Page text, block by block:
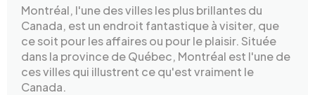
Montréal, l'une des villes les plus brillantes du
Canada, est un endroit fantastique à visiter, que
ce soit pour les affaires ou pour le plaisir. Située
dans la province de Québec, Montréal est l'une de
ces villes qui illustrent ce qu'est vraiment le
Canada.